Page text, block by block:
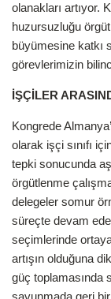
olanakları artıyor.
huzursuzluğu
büyümesine katkı
görevlerimizin
İŞÇİLER
Kongrede
olarak işçi sınıfı
tepki sonucunda
örgütlenme
delegeler somur
süreçte devam
seçimlerinde ortaya
artışın olduğuna
güç toplamasında
savunmada geri bir